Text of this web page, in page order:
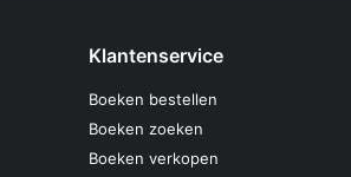
Klantenservice
Boeken bestellen
Boeken zoeken
Boeken verkopen